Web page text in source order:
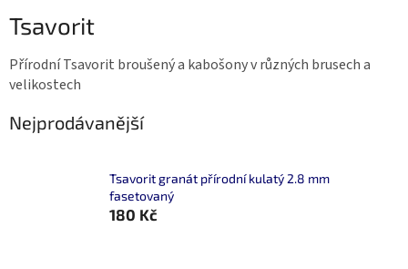
Tsavorit
Přírodní Tsavorit broušený a kabošony v různých brusech a
velikostech
Nejprodávanější
Tsavorit granát přírodní kulatý 2.8 mm
fasetovaný
180 Kč